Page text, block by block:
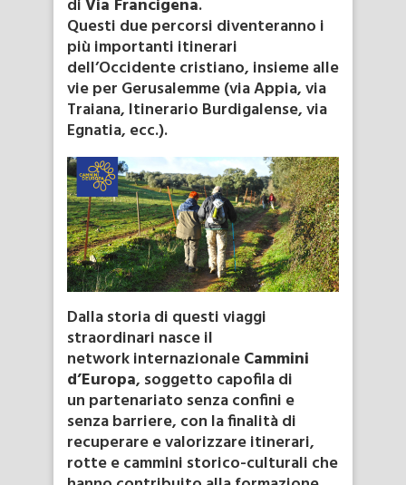
diVia Francigena.
Questi due percorsi diventeranno i
più importanti itinerari
dell’Occidente cristiano, insieme alle
vie per Gerusalemme (via Appia, via
Traiana, Itinerario Burdigalense, via
Egnatia, ecc.).
Dalla storia di questi viaggi
straordinari nasce il
network internazionaleCammini
d’Europa, soggetto capofila di
un partenariato senza confini e
senza barriere, con la finalità di
recuperare e valorizzare itinerari,
rotte e cammini storico-culturali che